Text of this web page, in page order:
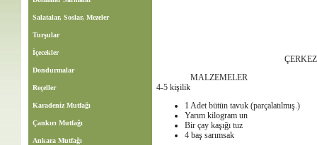
Salatalar, Soslar, Mezeler
Turşular
İçecekler
Dondurmalar
Reçeller
Karadeniz Mutfağı
Çankırı Mutfağı
Ankara Mutfağı
MALZEMELER
4-5 kişilik
1 Adet bütün tavuk (parçalatılmış.)
Yarım kilogram un
Bir çay kaşığı tuz
4 baş sarımsak